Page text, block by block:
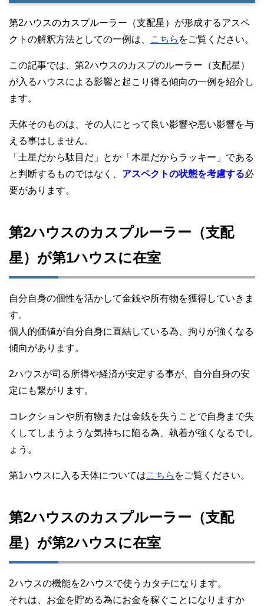
第2ハウスのカスプルーラー（支配星）が形成するアスペ
クトの解釈方法としての一例は、
こちら をご覧ください。
この記事では、第2ハウスのカスプのルーラー（支配星）
が入るハウスによる影響と起こり得る傾向の一例を紹介し
ます。
天体そのものは、その人にとって良い影響や悪い影響を与
える事はしません。
「土星だから駄目だ」とか「木星だからラッキー」である
と判断するものではなく、 アスペクトの状態を考慮する必
要があります。
第2ハウスのカスプルーラー（支配
星）が第1ハウスに在室
自分自身の個性を活かして金銭や所有物を獲得していきま
す。
個人的価値が自分自身に直結している為、拘りが強くなる
傾向があります。
2ハウスが司る所得や経済が安定する事が、自分自身の安
定にも繋がります。
コレクションや所有物または金銭を失うことで自身まで失
くしてしまうような気持ちに陥る為、執着が強くなるでし
ょう。
第1ハウスに入る天体についてはこちら をご覧ください。
第2ハウスのカスプルーラー（支配
星）が第2ハウスに在室
2ハウスの機能を2ハウスで使うカタチになります。
それは、お金を貯める為にお金を稼ぐことになりますか